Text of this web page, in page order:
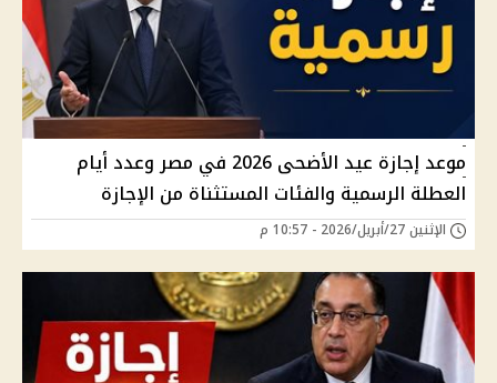
موعد إجازة عيد الأضحى 2026 في مصر وعدد أيام
العطلة الرسمية والفئات المستثناة من الإجازة
الإثنين 27/أبريل/2026 - 10:57 م